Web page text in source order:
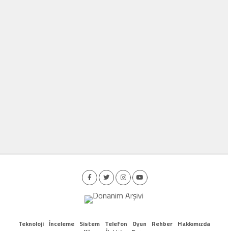
Teknoloji İnceleme Sistem Telefon Oyun Rehber
Hakkımızda